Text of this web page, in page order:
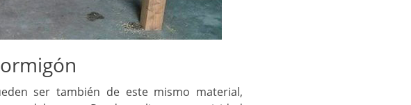
ser también de este mismo material,